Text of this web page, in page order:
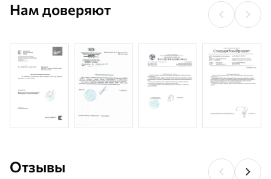
Нам доверяют
Отзывы